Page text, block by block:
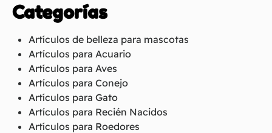
Categorías
Artículos de belleza para mascotas
Artículos para Acuario
Artículos para Aves
Artículos para Conejo
Artículos para Gato
Artículos para Recién Nacidos
Artículos para Roedores